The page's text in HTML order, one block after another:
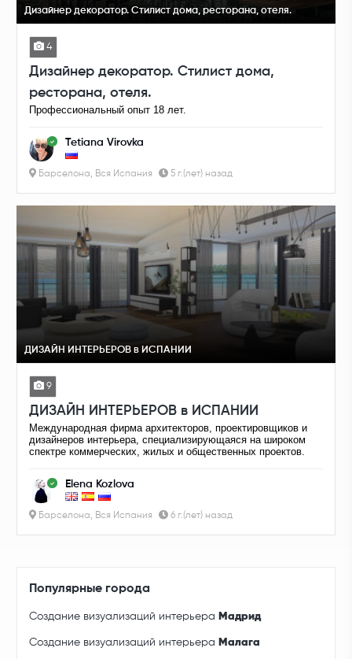
Дизайнер декоратор. Стилист дома, ресторана, отеля.
4
Дизайнер декоратор. Стилист дома,
ресторана, отеля.
Профессиональный опыт 18 лет.
Tetiana Virovka
Барселона, Вся Испания 5 г.(лет) назад
ДИЗАЙН ИНТЕРЬЕРОВ в ИСПАНИИ
9
ДИЗАЙН ИНТЕРЬЕРОВ в ИСПАНИИ
Международная фирма архитекторов, проектировщиков и
дизайнеров интерьера, специализирующаяся на широком
спектре коммерческих, жилых и общественных проектов.
Elena Kozlova
Барселона, Вся Испания 6 г.(лет) назад
Популярные города
Создание визуализаций интерьера Мадрид
Создание визуализаций интерьера Малага